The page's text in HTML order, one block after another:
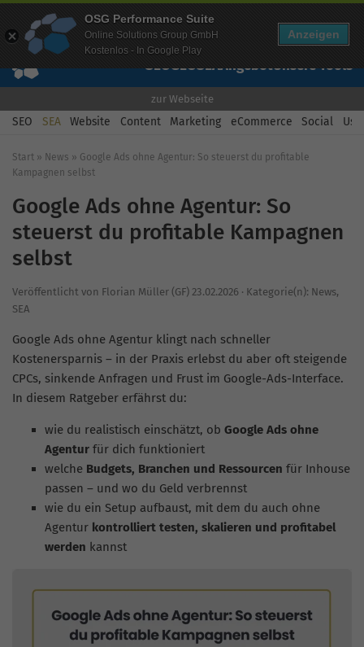
Wissen Free Checks Über uns Free Account
SEOGEOSEAAngebotUnsere Tools
zur Webseite
SEO SEA Website Content Marketing eCommerce Social
Start » News » Google Ads ohne Agentur: So steuerst du profitable
Kampagnen selbst
Google Ads ohne Agentur: So
steuerst du profitable Kampagnen
selbst
Veröffentlicht von Florian Müller (GF) 23.02.2026 · Kategorie(n): News,
SEA
Google Ads ohne Agentur klingt nach schneller
Kostenersparnis – in der Praxis erlebst du aber oft steigende
CPCs, sinkende Anfragen und Frust im Google-Ads-Interface.
In diesem Ratgeber erfährst du:
wie du realistisch einschätzt, ob Google Ads ohne
Agentur für dich funktioniert
welche Budgets, Branchen und Ressourcen für Inhouse
passen – und wo du Geld verbrennst
wie du ein Setup aufbaust, mit dem du auch ohne
Agentur kontrolliert testen, skalieren und profitabel
werden kannst
OSG Performance Suite
Online Solutions Group GmbH
Kostenlos - In Google Play
Anzeigen